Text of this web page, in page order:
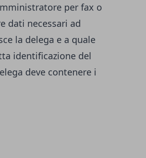
per fax o
dati necessari ad
la delega e a quale
identificazione del
deve contenere i